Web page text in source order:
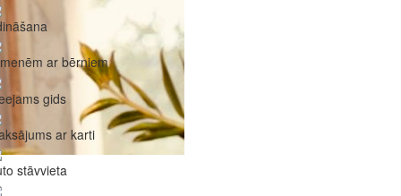
ar bērniem
gids
ar karti
stāvvieta